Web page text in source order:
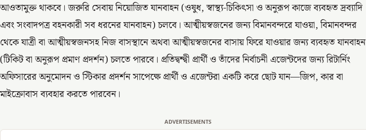
আওতামুক্ত থাকবে। জরুরি সেবায় নিয়োজিত যানবাহন (ওষুধ, স্বাস্থ্য-চিকিৎসা ও অনুরূপ কাজে ব্যবহৃত দ্রব্যাদি
এবং সংবাদপত্র বহনকারী সব ধরনের যানবাহন) চলবে। আত্মীয়স্বজনের জন্য বিমানবন্দরে যাওয়া, বিমানবন্দর
থেকে যাত্রী বা আত্মীয়স্বজনসহ নিজ বাসস্থানে অথবা আত্মীয়স্বজনের বাসায় ফিরে যাওয়ার জন্য ব্যবহৃত যানবাহন
(টিকিট বা অনুরূপ প্রমাণ প্রদর্শন) চলতে পারবে। প্রতিদ্বন্দ্বী প্রার্থী ও তাঁদের নির্বাচনী এজেন্টদের জন্য রিটার্নিং
অফিসারের অনুমোদন ও স্টিকার প্রদর্শন সাপেক্ষে প্রার্থী ও এজেন্টরা একটি করে ছোট যান—জিপ, কার বা
মাইক্রোবাস ব্যবহার করতে পারবেন।
ADVERTISEMENTS